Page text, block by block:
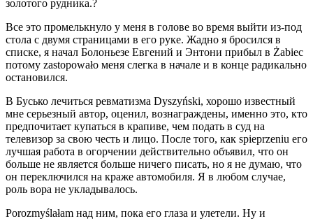
золотого рудника.?
Все это промелькнуло у меня в голове во время выйти из-под
стола с двумя страницами в его руке. Жадно я бросился в
списке, я начал Болоньезе Евгений и Энтони прибыл в Żabiec
потому zastopowało меня слегка в начале и в конце радикально
остановился.
В Бусько лечиться ревматизма Dyszyński, хорошо известный
мне серьезный автор, оценил, вознаграждены, именно это, кто
предпочитает купаться в крапиве, чем подать в суд на
телевизор за свою честь и лицо. После того, как spieprzeniu его
лучшая работа в огорчении действительно объявил, что он
больше не является больше ничего писать, но я не думаю, что
он переключился на краже автомобиля. Я в любом случае,
роль вора не укладывалось.
Porozmyślałam над ним, пока его глаза и улетели. Ну и